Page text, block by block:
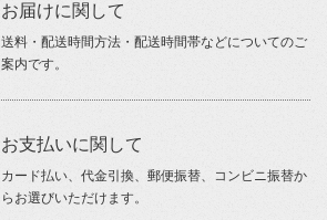
お届けに関して
送料・配送時間方法・配送時間帯などについてのご
案内です。
お支払いに関して
カード払い、代金引換、郵便振替、コンビニ振替か
らお選びいただけます。